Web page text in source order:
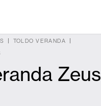
TOLDO VERANDA
Zeus